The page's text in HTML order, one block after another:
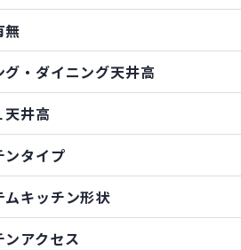
無
グ・ダイニング天井高
天井高
ンタイプ
ムキッチン形状
ンアクセス